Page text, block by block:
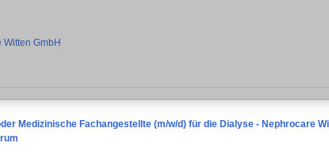
Witten GmbH
Medizinische Fachangestellte (m/w/d) für die Dialyse - Nephrocare